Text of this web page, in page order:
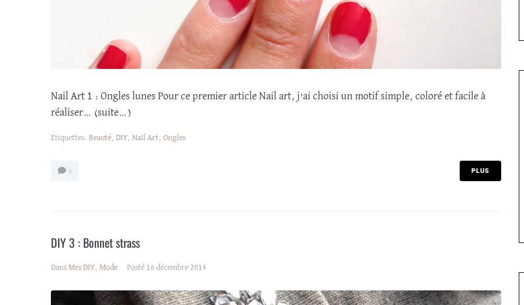
Nail Art 1 : Ongles lunes Pour ce premier article Nail art, j'ai choisi un motif simple, coloré et facile à
réaliser… (suite…)
Etiquettes: Beauté, DIY, Nail Art, Ongles
3 PLUS
DIY 3 : Bonnet strass
Dans Mes DIY, Mode Posté 16 décembre 2014